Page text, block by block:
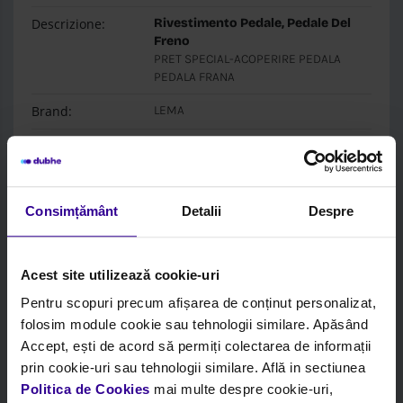
Consimțământ Detalii Despre
Acest site utilizează cookie-uri
Pentru scopuri precum afișarea de conținut personalizat,
folosim module cookie sau tehnologii similare. Apăsând
Accept, ești de acord să permiți colectarea de informații
prin cookie-uri sau tehnologii similare. Află in sectiunea
Politica de Cookies mai multe despre cookie-uri,
Descrizione:
Rivestimento Pedale, Pedale Del
Freno
PRET SPECIAL-ACOPERIRE PEDALA
PEDALA FRANA
Brand: LEMA